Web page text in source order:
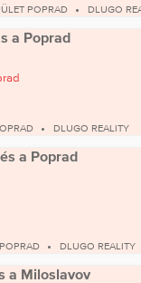
POPRAD DLUGO
a Poprad
DLUGO REALITY
a Poprad
DLUGO REALITY
a Miloslavov